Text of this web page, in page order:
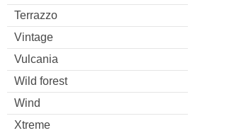
Terrazzo
Vintage
Vulcania
Wild forest
Wind
Xtreme